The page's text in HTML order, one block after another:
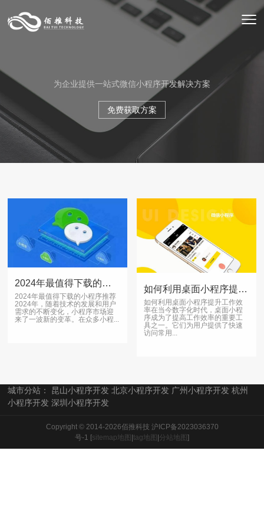
为企业提供一站式微信小程序开发解决方案
免费获取方案
2024年最值得下载的小程序推荐
2024年最值得下载的小程序推荐
2024年，随着技术的发展和用户
需求的不断变化，小程序市场迎
来了一波新的变革。在众多小程...
如何利用桌面小程序提升工作效率
如何利用桌面小程序提升工作效
率在当今数字化时代，桌面小程
序成为了提高工作效率的重要工
具之一。它们为用户提供了快速
访问常用...
城市分站： 昆山小程序开发 北京小程序开发 广州小程序开发 杭州
小程序开发 深圳小程序开发
Copyright © 2014-2026佰推科技 沪ICP备2023036370
号-1 [sitemap地图 tag地图 分站地图 ]